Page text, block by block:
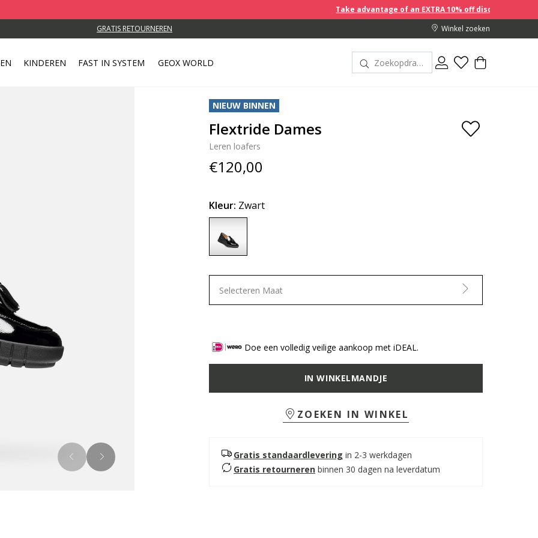
Take advantage of an EXTRA 10% off discount prices when you
GRATIS RETOURNEREN Winkel zoeken
KINDEREN FAST IN SYSTEM GEOX WORLD
NIEUW BINNEN
Flextride Dames
Leren loafers
€120,00
Kleur: Zwart
Selecteren Maat
Doe een volledig veilige aankoop met iDEAL.
IN WINKELMANDJE
ZOEKEN IN WINKEL
Gratis standaardlevering in 2-3 werkdagen
Gratis retourneren binnen 30 dagen na leverdatum